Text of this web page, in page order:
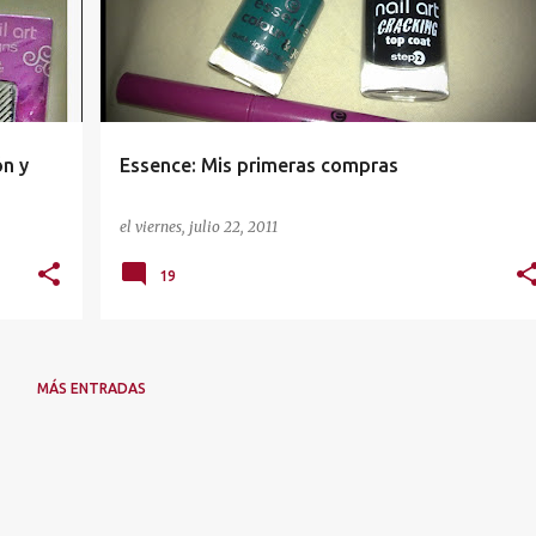
y Essence: Mis primeras compras
el viernes, julio 22, 2011
19
MÁS ENTRADAS